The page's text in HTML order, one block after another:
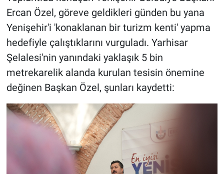
Ercan Özel, göreve geldikleri günden bu yana
Yenişehir'i 'konaklanan bir turizm kenti' yapma
hedefiyle çalıştıklarını vurguladı. Yarhisar
Şelalesi'nin yanındaki yaklaşık 5 bin
metrekarelik alanda kurulan tesisin önemine
değinen Başkan Özel, şunları kaydetti: